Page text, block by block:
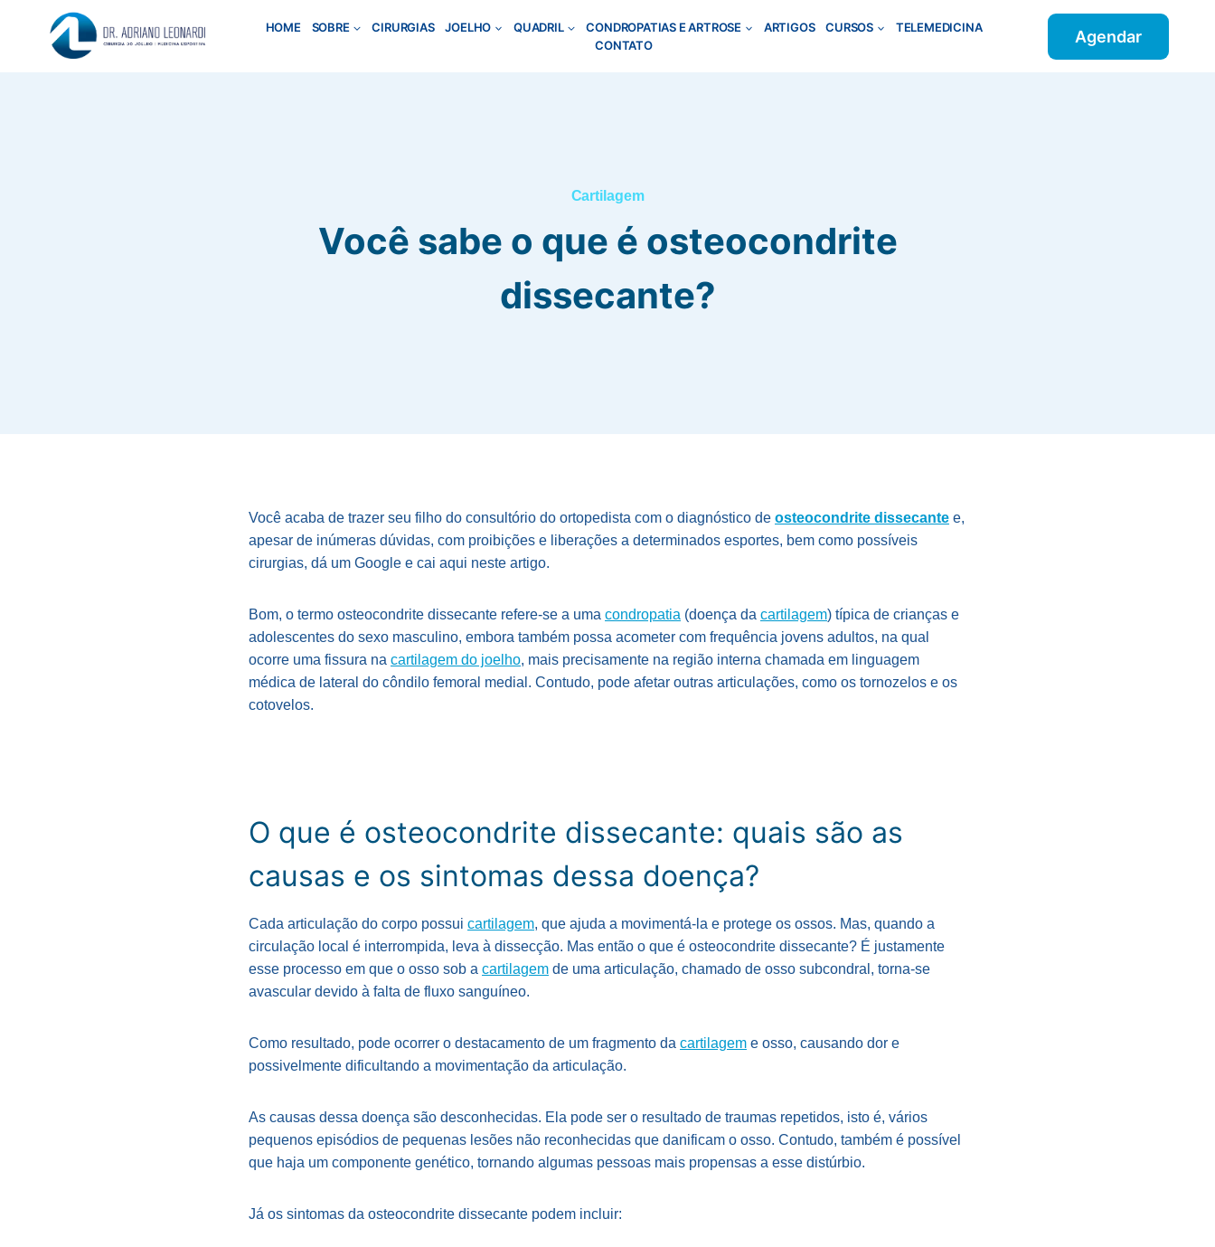
HOME SOBRE CIRURGIAS JOELHO QUADRIL CONDROPATIAS E ARTROSE ARTIGOS CURSOS
TELEMEDICINA
CONTATO
Agendar
Cartilagem
Você sabe o que é osteocondrite
dissecante?
Você acaba de trazer seu filho do consultório do ortopedista com o diagnóstico de osteocondrite dissecante e,
apesar de inúmeras dúvidas, com proibições e liberações a determinados esportes, bem como possíveis
cirurgias, dá um Google e cai aqui neste artigo.
Bom, o termo osteocondrite dissecante refere-se a uma condropatia (doença da cartilagem) típica de crianças e
adolescentes do sexo masculino, embora também possa acometer com frequência jovens adultos, na qual
ocorre uma fissura na cartilagem do joelho, mais precisamente na região interna chamada em linguagem
médica de lateral do côndilo femoral medial. Contudo, pode afetar outras articulações, como os tornozelos e os
cotovelos.
O que é osteocondrite dissecante: quais são as
causas e os sintomas dessa doença?
Cada articulação do corpo possui cartilagem, que ajuda a movimentá-la e protege os ossos. Mas, quando a
circulação local é interrompida, leva à dissecção. Mas então o que é osteocondrite dissecante? É justamente
esse processo em que o osso sob a cartilagem de uma articulação, chamado de osso subcondral, torna-se
avascular devido à falta de fluxo sanguíneo.
Como resultado, pode ocorrer o destacamento de um fragmento da cartilagem e osso, causando dor e
possivelmente dificultando a movimentação da articulação.
As causas dessa doença são desconhecidas. Ela pode ser o resultado de traumas repetidos, isto é, vários
pequenos episódios de pequenas lesões não reconhecidas que danificam o osso. Contudo, também é possível
que haja um componente genético, tornando algumas pessoas mais propensas a esse distúrbio.
Já os sintomas da osteocondrite dissecante podem incluir: